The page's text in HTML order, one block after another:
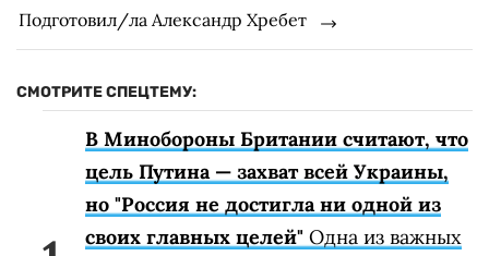
Подготовил/ла Александр Хребет
СМОТРИТЕ СПЕЦТЕМУ:
В Минобороны Британии считают, что
цель Путина — захват всей Украины,
но "Россия не достигла ни одной из
своих главных целей" Одна из важных